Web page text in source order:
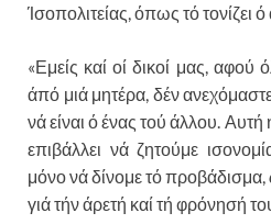
Ίσοπολιτείας, όπως τό τονίζει
«Εμείς καί οί δικοί μας, αφού
άπό μιά μητέρα, δέν
νά είναι ό ένας τού άλλου.
επιβάλλει νά ζητούμε
μόνο νά δίνομε τό προβάδισμα,
γιά τήν άρετή καί τή φρόνησή